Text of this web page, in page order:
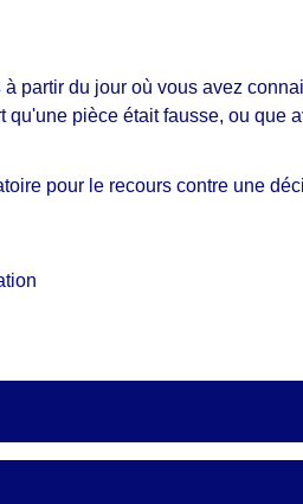
à partir du jour où vous avez
pièce était fausse, ou que
pour le recours contre une